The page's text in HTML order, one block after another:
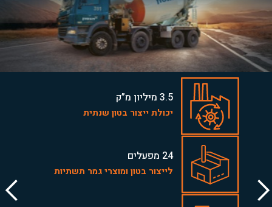
3.5 מיליון מ”ק
יכולת ייצור בטון שנתית
24 מפעלים